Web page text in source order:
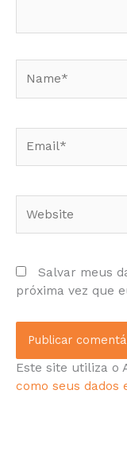
Salvar meus
próxima vez que
Este site utiliza o
como seus dados